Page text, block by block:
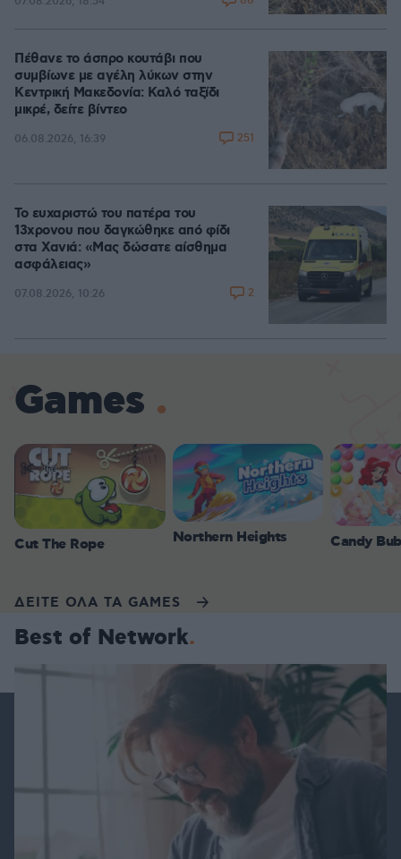
Πέθανε το άσπρο κουτάβι που
συμβίωνε με αγέλη λύκων στην
Κεντρική Μακεδονία: Καλό ταξίδι
μικρέ, δείτε βίντεο
06.08.2026, 16:39 251
Το ευχαριστώ του πατέρα του
13χρονου που δαγκώθηκε από φίδι
στα Χανιά: «Μας δώσατε αίσθημα
ασφάλειας»
07.08.2026, 10:26 2
Games
Cut The Rope Northern Heights Candy
ΔΕΙΤΕ ΟΛΑ ΤΑ GAMES
Best of Network